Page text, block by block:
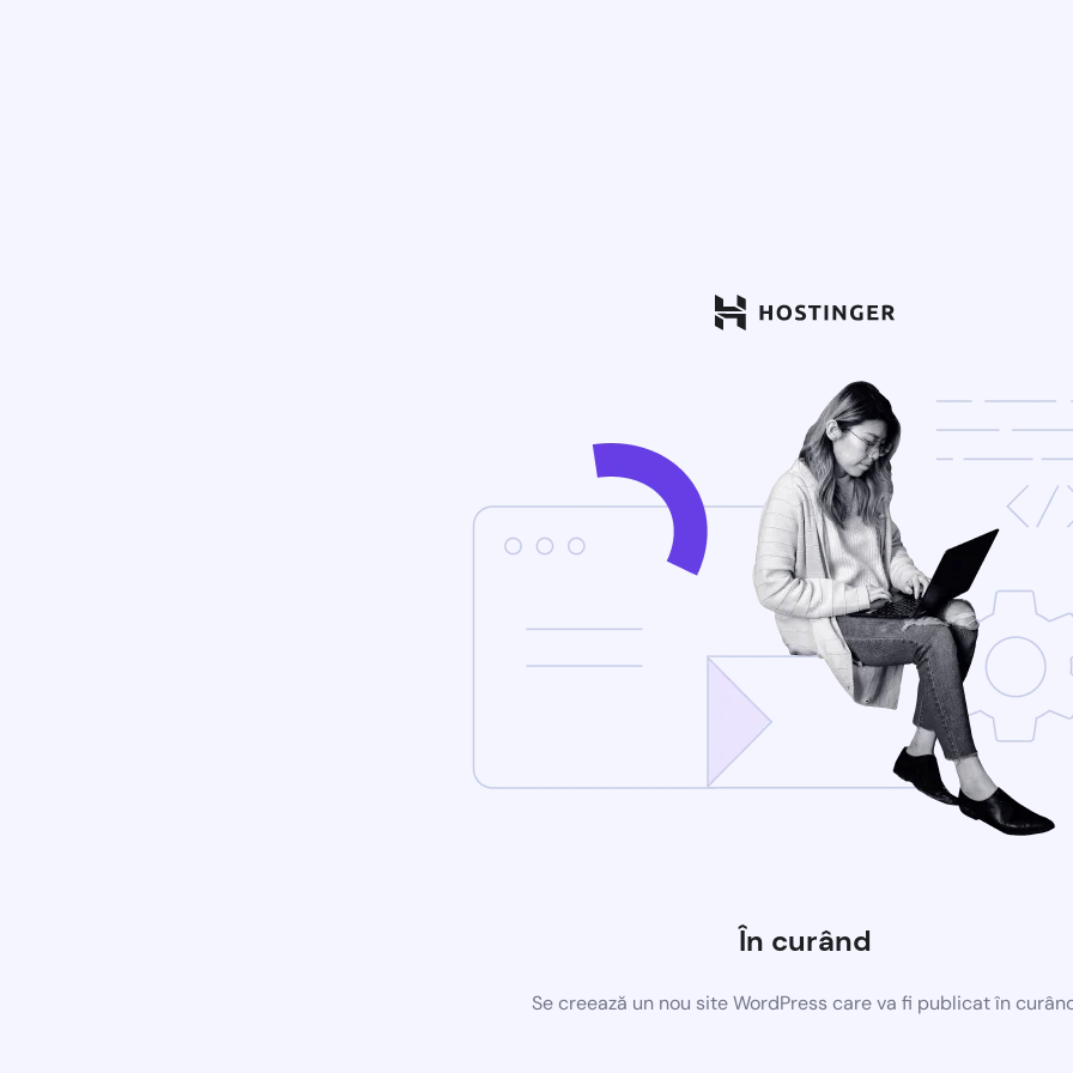
În curând
Se creează un nou site WordPress care va fi publicat în